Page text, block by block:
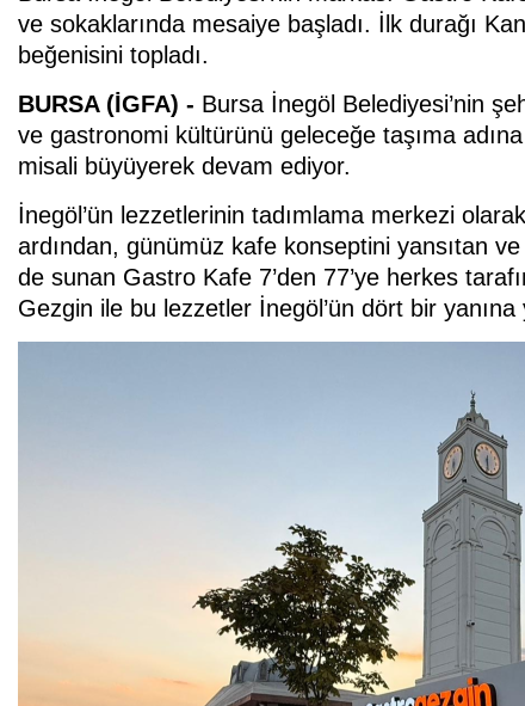
ve sokaklarında mesaiye başladı. İlk durağı
beğenisini topladı.
BURSA (İGFA) - Bursa İnegöl Belediyesi’nin
ve gastronomi kültürünü geleceğe taşıma
misali büyüyerek devam ediyor.
İnegöl’ün lezzetlerinin tadımlama merkezi
ardından, günümüz kafe konseptini yansıtan
de sunan Gastro Kafe 7’den 77’ye herkes
Gezgin ile bu lezzetler İnegöl’ün dört bir yanına